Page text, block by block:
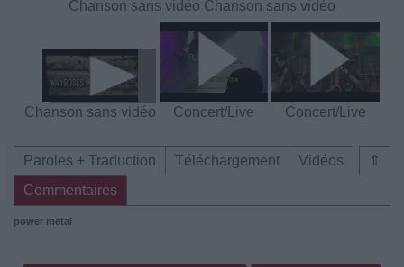
Chanson sans vidéo Chanson sans vidéo
Chanson sans vidéo Concert/Live Concert/Live
⇑
Paroles + Traduction Téléchargement
Vidéos
Commentaires
power metal